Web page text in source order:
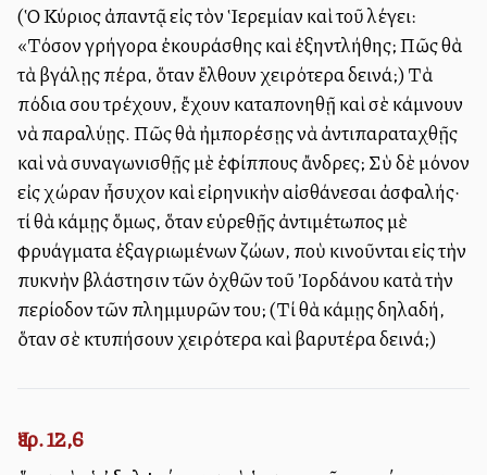
(Ὁ Κύριος ἀπαντᾷ εἰς τὸν Ἱερεμίαν καὶ τοῦ λέγει:
«Τόσον γρήγορα ἐκουράσθης καὶ ἐξηντλήθης; Πῶς θὰ
τὰ βγάλῃς πέρα, ὅταν ἔλθουν χειρότερα δεινά;) Τὰ
πόδια σου τρέχουν, ἔχουν καταπονηθῇ καὶ σὲ κάμνουν
νὰ παραλύῃς. Πῶς θὰ ἠμπορέσῃς νὰ ἀντιπαραταχθῇς
καὶ νὰ συναγωνισθῇς μὲ ἐφίππους ἄνδρες; Σὺ δὲ μόνον
εἰς χώραν ἦσυχον καὶ εἰρηνικὴν αἰσθάνεσαι ἀσφαλής·
τί θὰ κάμῃς ὅμως, ὅταν εὑρεθῇς ἀντιμέτωπος μὲ
φρυάγματα ἐξαγριωμένων ζώων, ποὺ κινοῦνται εἰς τὴν
πυκνὴν βλάστησιν τῶν ὀχθῶν τοῦ Ἰορδάνου κατὰ τὴν
περίοδον τῶν πλημμυρῶν του; (Τί θὰ κάμῃς δηλαδή,
ὅταν σὲ κτυπήσουν χειρότερα καὶ βαρυτέρα δεινά;)
Ἰερ. 12,6